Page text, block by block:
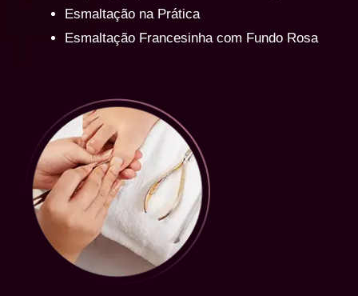
Esmaltação na Prática
Esmaltação Francesinha com Fundo Rosa